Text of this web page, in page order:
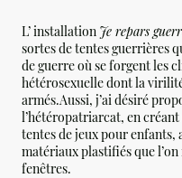
L’ installation Je repars
sortes de tentes guerrières
de guerre où se forgent les
hétérosexuelle dont la
armés.Aussi, j’ai désiré
l’hétéropatriarcat, en
tentes de jeux pour enfants,
matériaux plastifiés que
fenêtres.